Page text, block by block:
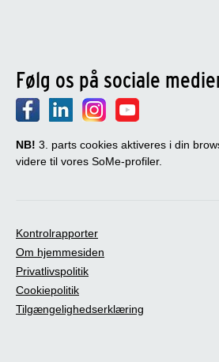
Følg os på sociale
NB! 3. parts cookies aktiveres i din
videre til vores SoMe-profiler.
Kontrolrapporter
Om hjemmesiden
Privatlivspolitik
Cookiepolitik
Tilgængelighedserklæring